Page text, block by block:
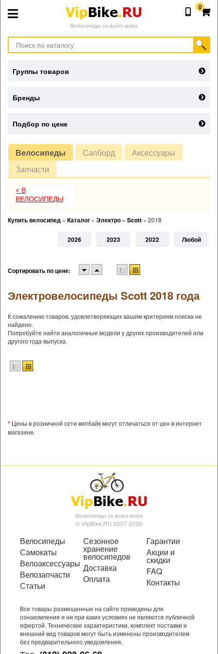
Велосипеды со всего мира
0
Велосипеды Сапборд
Аксессуары
Запчасти
< В
ВЕЛОСИПЕДЫ
Купить велосипед » Каталог » Электро » Scott » 2018
2026 2023 2022 Любой
Сортировать по цене:
Электровелосипеды Scott 2018 года
К сожалению товаров, удовлетворяющих вашим критериям поиска не
найдено.
Попробуйте найти аналогичные модели у других производителей или
другого года выпуска.
* Цены в розничной сети випбайк могут отличаться от цен в интернет
магазине.
Группы товаров
Бренды
Подбор по цене
Велосипеды со всего мира
© VipBike.RU 2007-2026
Велосипеды
Самокаты
Велоаксессуары
Велозапчасти
Статьи
Сезонное
хранение
велосипедов
Доставка
Оплата
Гарантии
Акции и
скидки
FAQ
Контакты
Все товары размещенные на сайте приведены для
ознакомления и ни при каких условиях не являются публичной
офертой. Технические характеристики, комплект поставки и
внешний вид товаров могут быть изменены производителем
без предварительного уведомления.